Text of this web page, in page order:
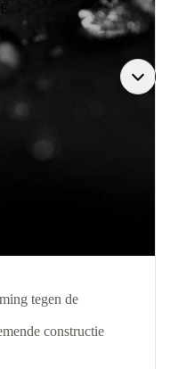
tegen de
constructie